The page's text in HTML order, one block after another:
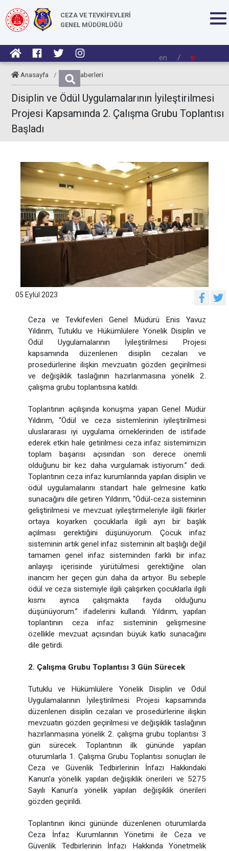
CEZA VE TEVKİFEVLERİ
GENEL MÜDÜRLÜĞÜ
en / tr
Anasayfa / CTE Haberleri
Disiplin ve Ödül Uygulamalarının İyileştirilmesi
Projesi Kapsamında 2. Çalışma Grubu Toplantısı
Başladı
05 Eylül 2023
Ceza ve Tevkifevleri Genel Müdürü Enis Yavuz
Yıldırım, Tutuklu ve Hükümlülere Yönelik Disiplin ve
Ödül Uygulamalarının İyileştirilmesi Projesi
kapsamında düzenlenen disiplin cezaları ve
prosedürlerine ilişkin mevzuatın gözden geçirilmesi
ve değişiklik taslağının hazırlanmasına yönelik 2.
çalışma grubu toplantısına katıldı.
Toplantının açılışında konuşma yapan Genel Müdür
Yıldırım, “Ödül ve ceza sistemlerinin iyileştirilmesi
uluslararası iyi uygulama örneklerinden de istifade
ederek etkin hale getirilmesi ceza infaz sistemimizin
toplam başarısı açısından son derece önemli
olduğunu bir kez daha vurgulamak istiyorum.” dedi.
Toplantının ceza infaz kurumlarında yapılan disiplin ve
ödül uygulamalarını standart hale gelmesine katkı
sunacağını dile getiren Yıldırım, “Ödül-ceza sisteminin
geliştirilmesi ve mevzuat iyileştirmeleriyle ilgili fikirler
ortaya koyarken çocuklarla ilgili ayrı bir başlık
açılması gerektiğini düşünüyorum. Çocuk infaz
sisteminin artık genel infaz sisteminin alt başlığı değil
tamamen genel infaz sisteminden farklı bir infaz
anlayışı içerisinde yürütülmesi gerektiğine olan
inancım her geçen gün daha da artıyor. Bu sebeple
ödül ve ceza sistemiyle ilgili çalışırken çocuklarla ilgili
kısmı ayrıca çalışmakta fayda olduğunu
düşünüyorum.” ifadelerini kullandı. Yıldırım, yapılan
toplantının ceza infaz sisteminin gelişmesine
özellikle mevzuat açısından büyük katkı sunacağını
dile getirdi.
2. Çalışma Grubu Toplantısı 3 Gün Sürecek
Tutuklu ve Hükümlülere Yönelik Disiplin ve Ödül
Uygulamalarının İyileştirilmesi Projesi kapsamında
düzenlenen disiplin cezaları ve prosedürlerine ilişkin
mevzuatın gözden geçirilmesi ve değişiklik taslağının
hazırlanmasına yönelik 2. çalışma grubu toplantısı 3
gün sürecek. Toplantının ilk gününde yapılan
oturumlarla 1. Çalışma Grubu Toplantısı sonuçları ile
Ceza ve Güvenlik Tedbirlerinin İnfazı Hakkındaki
Kanun’a yönelik yapılan değişiklik önerileri ve 5275
Sayılı Kanun’a yönelik yapılan değişiklik önerileri
gözden geçirildi.
Toplantının ikinci gününde düzenlenen oturumlarda
Ceza İnfaz Kurumlarının Yönetimi ile Ceza ve
Güvenlik Tedbirlerinin İnfazı Hakkında Yönetmelik